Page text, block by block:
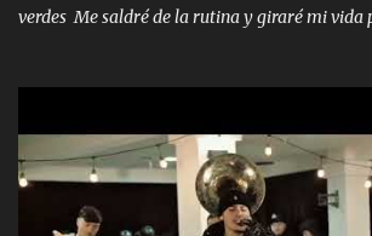
verdes Me saldré de la rutina y giraré mi vida
solo yo tendre el candado 🔒 del amor ❤️
para dar ya estando en tu ciudad no habrá
copas van de más vayamos a un lugar y
Entre alcohol y besos se va incrementado el